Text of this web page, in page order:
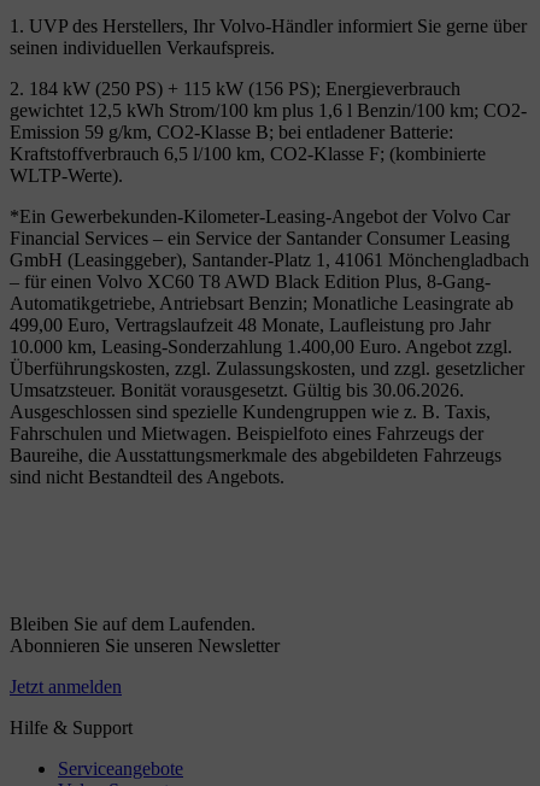
1. UVP des Herstellers, Ihr Volvo-Händler informiert Sie gerne über
seinen individuellen Verkaufspreis.
2. 184 kW (250 PS) + 115 kW (156 PS); Energieverbrauch
gewichtet 12,5 kWh Strom/100 km plus 1,6 l Benzin/100 km; CO2-
Emission 59 g/km, CO2-Klasse B; bei entladener Batterie:
Kraftstoffverbrauch 6,5 l/100 km, CO2-Klasse F; (kombinierte
WLTP-Werte).
*Ein Gewerbekunden-Kilometer-Leasing-Angebot der Volvo Car
Financial Services – ein Service der Santander Consumer Leasing
GmbH (Leasinggeber), Santander-Platz 1, 41061 Mönchengladbach
– für einen Volvo XC60 T8 AWD Black Edition Plus, 8-Gang-
Automatikgetriebe, Antriebsart Benzin; Monatliche Leasingrate ab
499,00 Euro, Vertragslaufzeit 48 Monate, Laufleistung pro Jahr
10.000 km, Leasing-Sonderzahlung 1.400,00 Euro. Angebot zzgl.
Überführungskosten, zzgl. Zulassungskosten, und zzgl. gesetzlicher
Umsatzsteuer. Bonität vorausgesetzt. Gültig bis 30.06.2026.
Ausgeschlossen sind spezielle Kundengruppen wie z. B. Taxis,
Fahrschulen und Mietwagen. Beispielfoto eines Fahrzeugs der
Baureihe, die Ausstattungsmerkmale des abgebildeten Fahrzeugs
sind nicht Bestandteil des Angebots.